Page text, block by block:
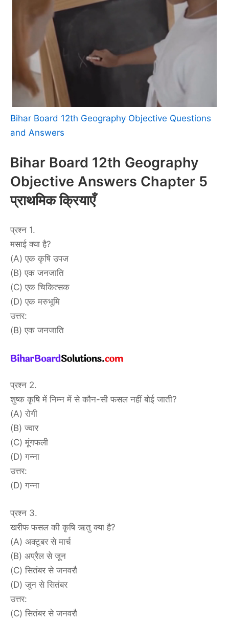
Bihar Board 12th Geography Objective Questions
and Answers
Bihar Board 12th Geography
Objective Answers Chapter 5
प्राथमिक क्रियाएँ
प्रश्न 1.
मसाई क्या है?
(A) एक कृषि उपज
(B) एक जनजाति
(C) एक चिकित्सक
(D) एक मरुभूमि
उत्तर:
(B) एक जनजाति
प्रश्न 2.
शुष्क कृषि में निम्न में से कौन-सी फसल नहीं बोई जाती?
(A) रोगी
(B) ज्वार
(C) मूंगफली
(D) गन्ना
उत्तर:
(D) गन्ना
प्रश्न 3.
खरीफ फसल की कृषि ऋतु क्या है?
(A) अक्टूबर से मार्च
(B) अप्रैल से जून
(C) सितंबर से जनवरौ
(D) जून से सितंबर
उत्तर:
(C) सितंबर से जनवरौ